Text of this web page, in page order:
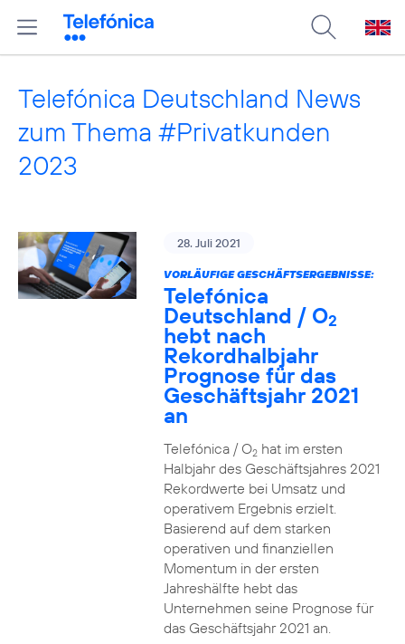
Telefónica Deutschland News
zum Thema #Privatkunden
2023
28. Juli 2021
VORLÄUFIGE GESCHÄFTSERGEBNISSE:
Telefónica
Deutschland / O2
hebt nach
Rekordhalbjahr
Prognose für das
Geschäftsjahr 2021
an
Telefónica / O2hat im ersten
Halbjahr des Geschäftsjahres 2021
Rekordwerte bei Umsatz und
operativem Ergebnis erzielt.
Basierend auf dem starken
operativen und finanziellen
Momentum in der ersten
Jahreshälfte hebt das
Unternehmen seine Prognose für
das Geschäftsjahr 2021 an.